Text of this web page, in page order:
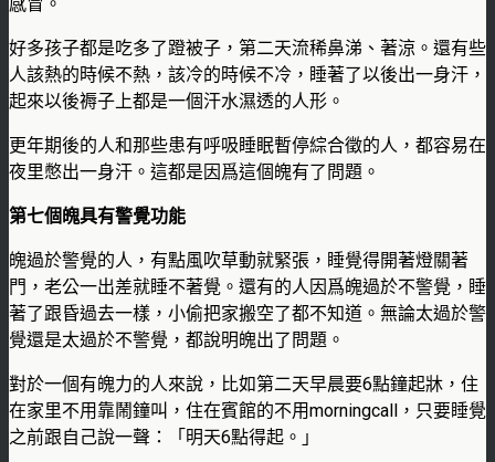
好多孩子都是吃多了蹬被子，第二天流稀鼻涕、著涼。還有些
人該熱的時候不熱，該冷的時候不冷，睡著了以後出一身汗，
起來以後褥子上都是一個汗水濕透的人形。
更年期後的人和那些患有呼吸睡眠暫停綜合徵的人，都容易在
夜里憋出一身汗。這都是因爲這個魄有了問題。
第七個魄具有警覺功能
魄過於警覺的人，有點風吹草動就緊張，睡覺得開著燈關著
門，老公一出差就睡不著覺。還有的人因爲魄過於不警覺，睡
著了跟昏過去一樣，小偷把家搬空了都不知道。無論太過於警
覺還是太過於不警覺，都說明魄出了問題。
對於一個有魄力的人來說，比如第二天早晨要6點鐘起牀，住
在家里不用靠鬧鐘叫，住在賓館的不用morningcall，只要睡覺
之前跟自己說一聲：「明天6點得起。」